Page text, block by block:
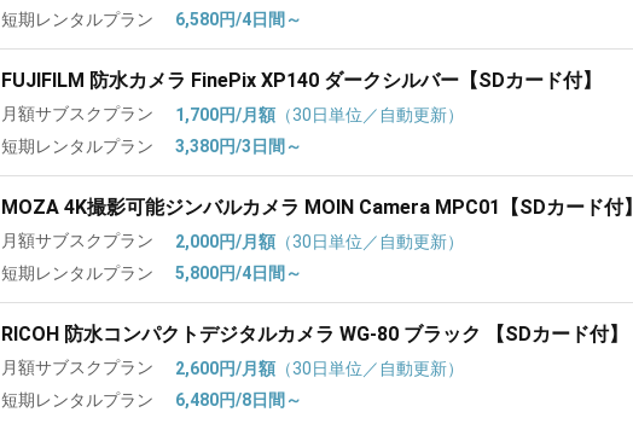
短期レンタルプラン
6,580円/4日間～
FUJIFILM 防水カメラ FinePix XP140 ダークシルバー【SDカード付】
月額サブスクプラン 1,700円/月額 （30日単位／自動更新）
短期レンタルプラン
3,380円/3日間～
MOZA 4K撮影可能ジンバルカメラ MOIN Camera MPC01【SDカード付】
月額サブスクプラン 2,000円/月額 （30日単位／自動更新）
短期レンタルプラン
5,800円/4日間～
RICOH 防水コンパクトデジタルカメラ WG-80 ブラック 【SDカード付】
月額サブスクプラン 2,600円/月額 （30日単位／自動更新）
短期レンタルプラン
6,480円/8日間～